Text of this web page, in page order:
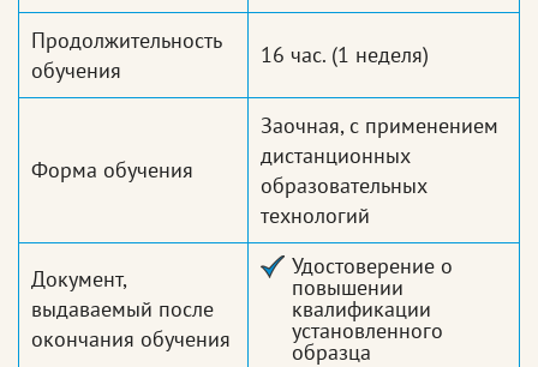
Продолжительность
обучения
16 час. (1 неделя)
Форма обучения
Заочная, с применением
дистанционных
образовательных
технологий
Документ,
выдаваемый после
окончания обучения
Удостоверение о
повышении
квалификации
установленного
образца